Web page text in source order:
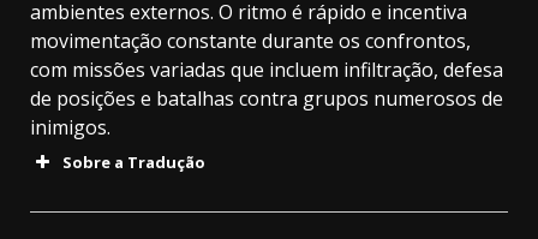
ambientes externos. O ritmo é rápido e incentiva
movimentação constante durante os confrontos,
com missões variadas que incluem infiltração, defesa
de posições e batalhas contra grupos numerosos de
inimigos.
Sobre a Tradução